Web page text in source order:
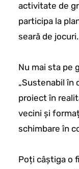
activitate de
participa la
seară de jocuri.
Nu mai sta pe
„Sustenabil în
proiect în
vecini și
schimbare în
Poți câștiga o